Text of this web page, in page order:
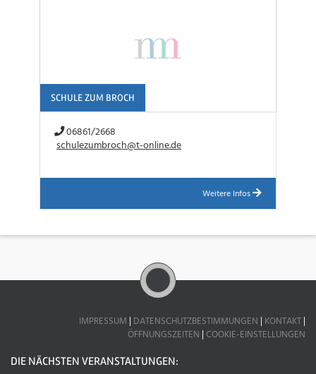
SCHULE ZUM BROCH
06861/2668
schulezumbroch@t-online.de
Weitere Infos
IMPRESSUM | DATENSCHUTZBESTIMMUNGEN | KONTAKT|
ÖFFNUNGSZEITEN |COOKIE-EINSTELLUNGEN
DIE NÄCHSTEN VERANSTALTUNGEN: